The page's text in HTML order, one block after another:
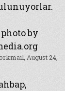
August 24,